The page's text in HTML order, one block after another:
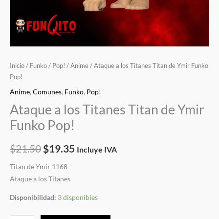
Inicio / Funko / Pop! / Anime / Ataque a los Titanes Titan de Ymir Funko
Pop!
Anime, Comunes, Funko, Pop!
Ataque a los Titanes Titan de Ymir
Funko Pop!
$21.50 $19.35 Incluye IVA
Titan de Ymir 1168
Ataque a los Titanes
Disponibilidad: 3 disponibles